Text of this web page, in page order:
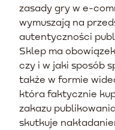
zasady gry w e-
wymuszają na
autentyczności
Sklep ma
czy i w jaki sposób
także w formie
która faktycznie
zakazu
skutkuje